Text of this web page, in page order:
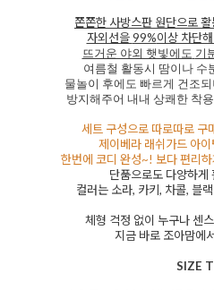
쫀쫀한 사방스판 원단으로
자외선을99%이상 차단
뜨거운 야외 햇빛에도 기
여름철 활동시 땀이나 수
물놀이 후에도 빠르게 건조
방지해주어 내내 상쾌한 착
세트 구성으로 따로따로 구
제이베라 래쉬가드 아
한번에 코디 완성~! 보다 편리
단품으로도 다양하게
컬러는 소라, 카키 , 차콜, 블랙
체형 걱정 없이 누구나 센
지금 바로 조아맘에
SIZE